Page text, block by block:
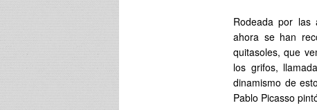
Rodeada por las
ahora se han
quitasoles, que
los grifos,
dinamismo de
Pablo Picasso